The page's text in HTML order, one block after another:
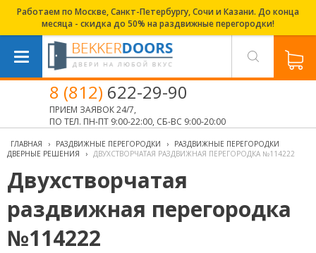
Работаем по Москве, Санкт-Петербургу, Сочи и Казани. До конца
месяца - скидка до 50% на раздвижные перегородки!
8 (812) 622-29-90
ПРИЕМ ЗАЯВОК 24/7,
ПО ТЕЛ. ПН-ПТ 9:00-22:00, СБ-ВС 9:00-20:00
ГЛАВНАЯ › РАЗДВИЖНЫЕ ПЕРЕГОРОДКИ ›
РАЗДВИЖНЫЕ ПЕРЕГОРОДКИ
ДВЕРНЫЕ РЕШЕНИЯ
› ДВУХСТВОРЧАТАЯ РАЗДВИЖНАЯ ПЕРЕГОРОДКА №114222
Двухстворчатая
раздвижная перегородка
№114222